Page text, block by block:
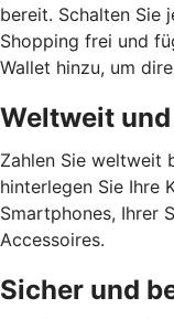
bereit. Schalten Sie
Shopping frei und
Wallet hinzu, um
Weltweit
Zahlen Sie weltweit
hinterlegen Sie Ihre
Smartphones, Ihrer
Accessoires.
Sicher und